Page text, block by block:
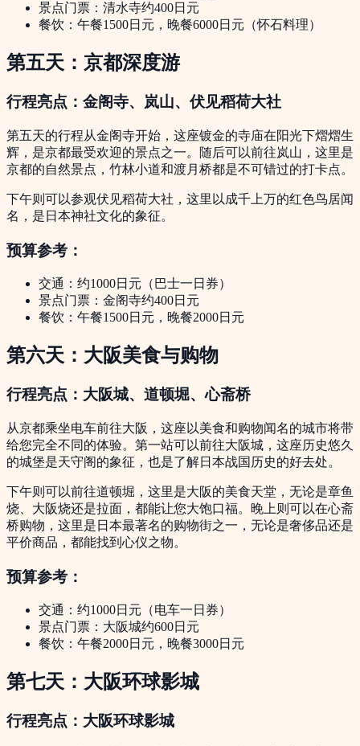
景点门票：清水寺约400日元
餐饮：午餐1500日元，晚餐6000日元（怀石料理）
第五天：京都深度游
行程亮点：金阁寺、岚山、伏见稻荷大社
第五天的行程从金阁寺开始，这座镀金的寺庙在阳光下熠熠生
辉，是京都最受欢迎的景点之一。随后可以前往岚山，这里是
京都的自然景点，竹林小道和渡月桥都是不可错过的打卡点。
下午则可以参观伏见稻荷大社，这里以成千上万的红色鸟居闻
名，是日本神社文化的象征。
预算参考：
交通：约1000日元（巴士一日券）
景点门票：金阁寺约400日元
餐饮：午餐1500日元，晚餐2000日元
第六天：大阪美食与购物
行程亮点：大阪城、道顿堀、心斋桥
从京都乘坐电车前往大阪，这座以美食和购物闻名的城市将带
给您完全不同的体验。第一站可以前往大阪城，这座历史悠久
的城堡是天守阁的象征，也是了解日本战国历史的好去处。
下午则可以前往道顿堀，这里是大阪的美食天堂，无论是章鱼
烧、大阪烧还是拉面，都能让您大饱口福。晚上则可以在心斋
桥购物，这里是日本最著名的购物街之一，无论是奢侈品还是
平价商品，都能找到心仪之物。
预算参考：
交通：约1000日元（电车一日券）
景点门票：大阪城约600日元
餐饮：午餐2000日元，晚餐3000日元
第七天：大阪环球影城
行程亮点：大阪环球影城